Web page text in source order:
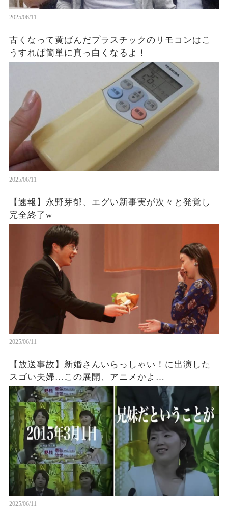
2025/06/11
古くなって黄ばんだプラスチックのリモコンはこ
うすれば簡単に真っ白くなるよ！
2025/06/11
【速報】永野芽郁、エグい新事実が次々と発覚し
完全終了w
2025/06/11
【放送事故】新婚さんいらっしゃい！に出演した
スゴい夫婦…この展開、アニメかよ…
2025/06/11